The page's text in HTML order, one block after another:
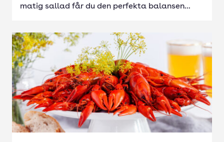
matig sallad får du den perfekta balansen...